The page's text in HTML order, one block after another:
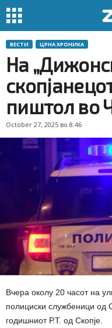
ВЕСТИ ЦРНА ХРОНИКА
На
пиштол во
October 27, 2025 во 8:46
Вчера околу 20 часот на
полициски службеници од
годишниот Р.Т. од Скопје.